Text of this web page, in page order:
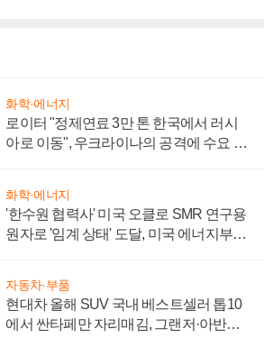
화학·에너지
로이터 "정제연료 3만 톤 한국에서 러시
아로 이동", 우크라이나의 공격에 수요 늘
화학·에너지
'한수원 협력사' 미국 오클로 SMR 연구용
원자로 '임계 상태' 도달, 미국 에너지부
자동차·부품
현대차 올해 SUV 국내 베스트셀러 톱10
에서 싼타페만 자리매김, 그랜저·아반떼